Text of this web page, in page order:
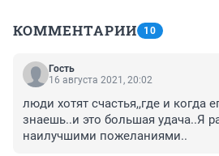
КОММЕНТАРИИ 10
Гость
16 августа 2021, 20:02
люди хотят счастья,,где и когда
знаешь..и это большая удача..Я
наилучшими пожеланиями..